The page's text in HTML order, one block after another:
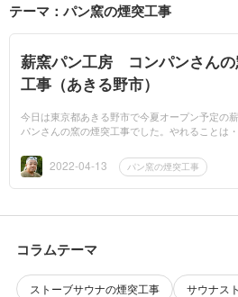
テーマ：パン窯の煙突工事
薪窯パン工房 コンパンさんの
工事（あきる野市）
今日は東京都あきる野市で今夏オープン予定の
パンさんの窯の煙突工事でした。やれることは・
ら・・綺麗に収め...
2022-04-13 パン窯の煙突工事
コラムテーマ
ストーブサウナの煙突工事
サウナス